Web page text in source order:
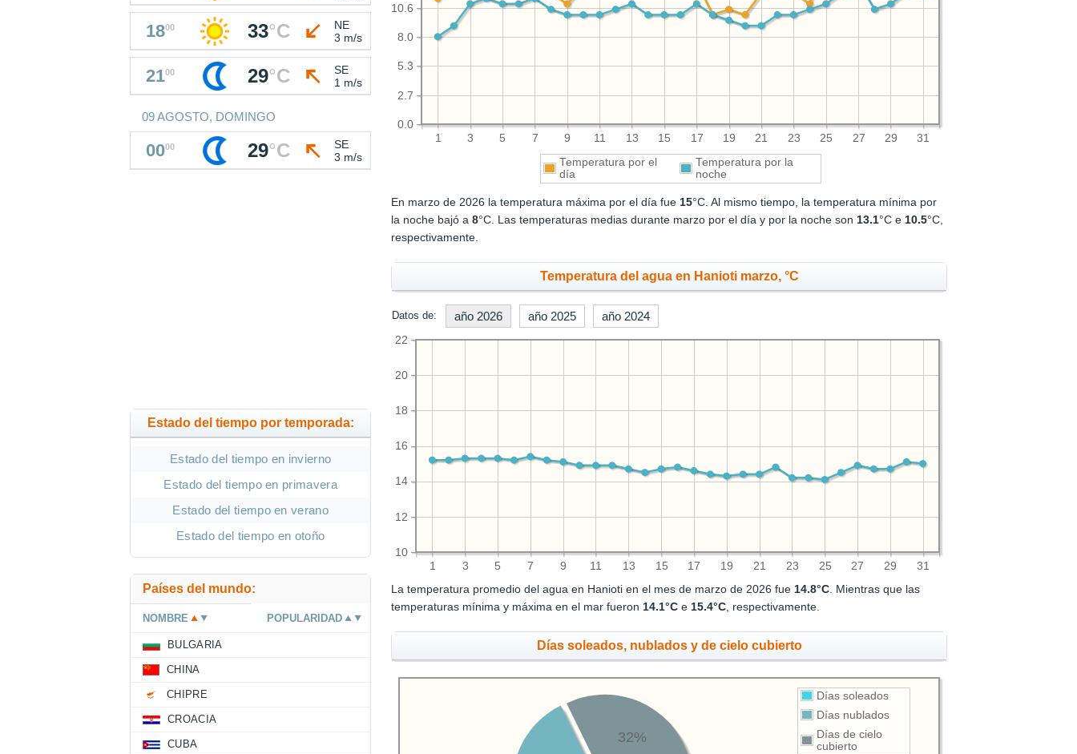
1 3 5 7 9 11 13 15 17 19 21 23 25 27 29 31
0.0
2.7
5.3
8.0
10.6
Temperatura por el
día
Temperatura por la
noche
En marzo de 2026 la temperatura máxima por el día fue15°C. Al mismo tiempo, la temperatura mínima por
la noche bajó a8°C. Las temperaturas medias durante marzo por el día y por la noche son13.1°C e10.5°C,
respectivamente.
Temperatura del agua en Hanioti marzo, °C
Datos de: año 2026 año 2025 año 2024
1 3 5 7 9 11 13 15 17 19 21 23 25 27 29 31
10
12
14
16
18
20
22
La temperatura promedio del agua en Hanioti en el mes de marzo de 2026 fue14.8°C. Mientras que las
temperaturas mínima y máxima en el mar fueron14.1°C e15.4°C, respectivamente.
Días soleados, nublados y de cielo cubierto
Días soleados
Días nublados
Días de cielo
cubierto
32%
1800 33°C
NE
3 m/s
2100 29°C
SE
1 m/s
09 AGOSTO, DOMINGO
0000 29°C
SE
3 m/s
Estado del tiempo por temporada:
Estado del tiempo en invierno
Estado del tiempo en primavera
Estado del tiempo en verano
Estado del tiempo en otoño
Países del mundo:
NOMBRE POPULARIDAD
BULGARIA
CHINA
CHIPRE
CROACIA
CUBA